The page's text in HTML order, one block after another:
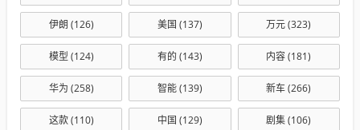
伊朗 (126) 美国 (137) 万元(323)
模型 (124) 有的 (143) 内容(181)
华为 (258) 智能(139) 新车(266)
这款(110) 中国 (129) 剧集(106)